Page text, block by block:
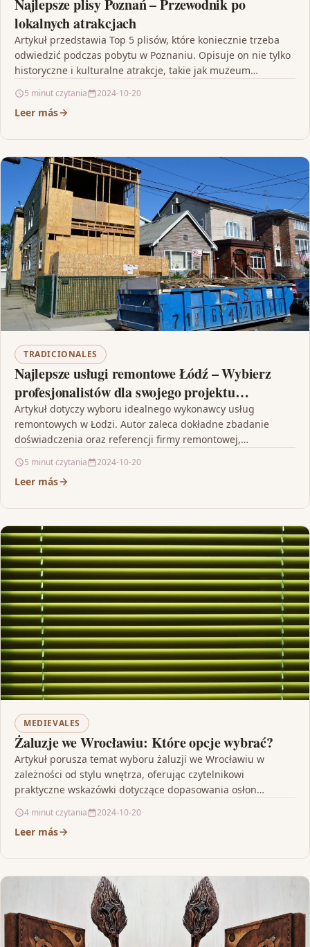
Najlepsze plisy Poznań – Przewodnik po
lokalnych atrakcjach
Artykuł przedstawia Top 5 plisów, które koniecznie trzeba
odwiedzić podczas pobytu w Poznaniu. Opisuje on nie tylko
historyczne i kulturalne atrakcje, takie jak muzeum…
5 minut czytania 2024-10-20
Leer más
TRADICIONALES
Najlepsze usługi remontowe Łódź – Wybierz
profesjonalistów dla swojego projektu
remontowego
Artykuł dotyczy wyboru idealnego wykonawcy usług
remontowych w Łodzi. Autor zaleca dokładne zbadanie
doświadczenia oraz referencji firmy remontowej,
5 minut czytania 2024-10-20
Leer más
MEDIEVALES
Żaluzje we Wrocławiu: Które opcje wybrać?
Artykuł porusza temat wyboru żaluzji we Wrocławiu w
zależności od stylu wnętrza, oferując czytelnikowi
praktyczne wskazówki dotyczące dopasowania osłon
4 minut czytania 2024-10-20
Leer más